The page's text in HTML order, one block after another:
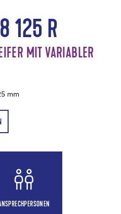
125 R
MIT VARIABLER
mm